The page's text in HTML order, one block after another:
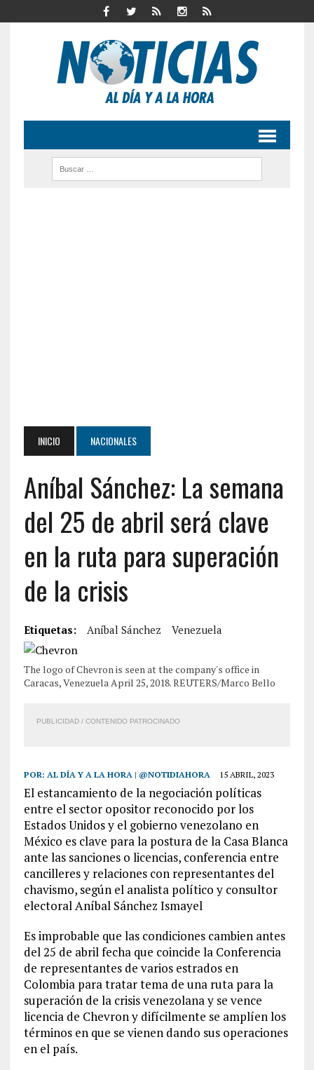
INICIO NACIONALES
Aníbal Sánchez: La semana
del 25 de abril será clave
en la ruta para superación
de la crisis
Etiquetas: Aníbal Sánchez Venezuela
The logo of Chevron is seen at the company's office in
Caracas, Venezuela April 25, 2018. REUTERS/Marco Bello
PUBLICIDAD / CONTENIDO PATROCINADO
POR: AL DÍA Y A LA HORA | @NOTIDIAHORA 15 ABRIL, 2023
El estancamiento de la negociación políticas
entre el sector opositor reconocido por los
Estados Unidos y el gobierno venezolano en
México es clave para la postura de la Casa Blanca
ante las sanciones o licencias, conferencia entre
cancilleres y relaciones con representantes del
chavismo, según el analista político y consultor
electoral Aníbal Sánchez Ismayel
Es improbable que las condiciones cambien antes
del 25 de abril fecha que coincide la Conferencia
de representantes de varios estrados en
Colombia para tratar tema de una ruta para la
superación de la crisis venezolana y se vence
licencia de Chevron y difícilmente se amplíen los
términos en que se vienen dando sus operaciones
en el país.